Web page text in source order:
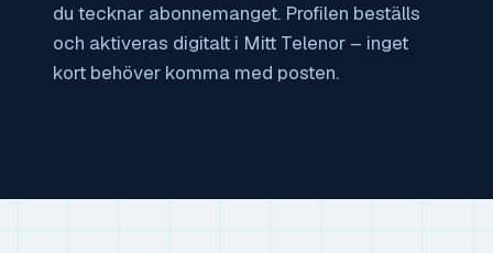
du tecknar abonnemanget. Profilen beställs
och aktiveras digitalt i Mitt Telenor – inget
kort behöver komma med posten.